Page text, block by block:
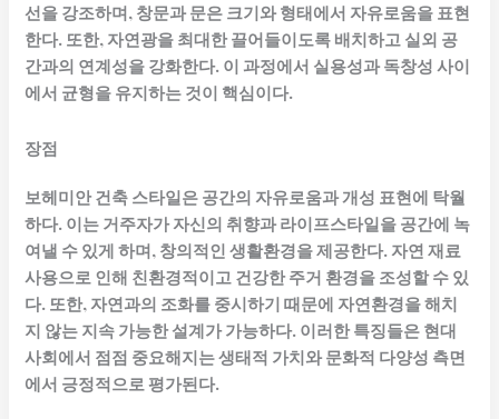
선을 강조하며, 창문과 문은 크기와 형태에서 자유로움을 표현
한다. 또한, 자연광을 최대한 끌어들이도록 배치하고 실외 공
간과의 연계성을 강화한다. 이 과정에서 실용성과 독창성 사이
에서 균형을 유지하는 것이 핵심이다.
장점
보헤미안 건축 스타일은 공간의 자유로움과 개성 표현에 탁월
하다. 이는 거주자가 자신의 취향과 라이프스타일을 공간에 녹
여낼 수 있게 하며, 창의적인 생활환경을 제공한다. 자연 재료
사용으로 인해 친환경적이고 건강한 주거 환경을 조성할 수 있
다. 또한, 자연과의 조화를 중시하기 때문에 자연환경을 해치
지 않는 지속 가능한 설계가 가능하다. 이러한 특징들은 현대
사회에서 점점 중요해지는 생태적 가치와 문화적 다양성 측면
에서 긍정적으로 평가된다.